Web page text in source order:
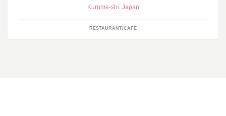
Kurume-shi, Japan
RESTAURANT/CAFE